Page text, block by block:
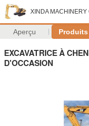
XINDA MACHINERY
Aperçu Produits
EXCAVATRICE À
D'OCCASION